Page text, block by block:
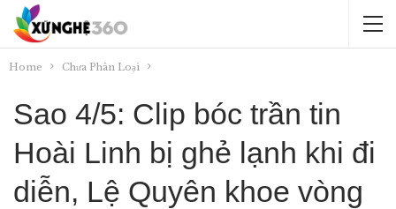
Home Chưa Phân Loại
Sao 4/5: Clip bóc trần tin
Hoài Linh bị ghẻ lạnh khi đi
diễn, Lệ Quyên khoe vòng